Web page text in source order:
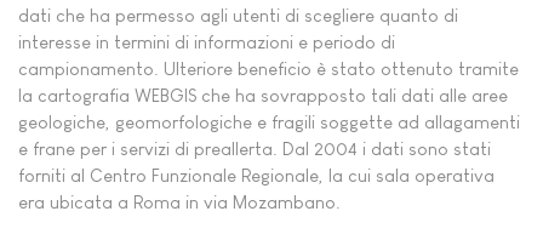
dati che ha permesso agli utenti di scegliere quanto di
interesse in termini di informazioni e periodo di
campionamento. Ulteriore beneficio è stato ottenuto tramite
la cartografia WEBGIS che ha sovrapposto tali dati alle aree
geologiche, geomorfologiche e fragili soggette ad allagamenti
e frane per i servizi di preallerta. Dal 2004 i dati sono stati
forniti al Centro Funzionale Regionale, la cui sala operativa
era ubicata a Roma in via Mozambano.